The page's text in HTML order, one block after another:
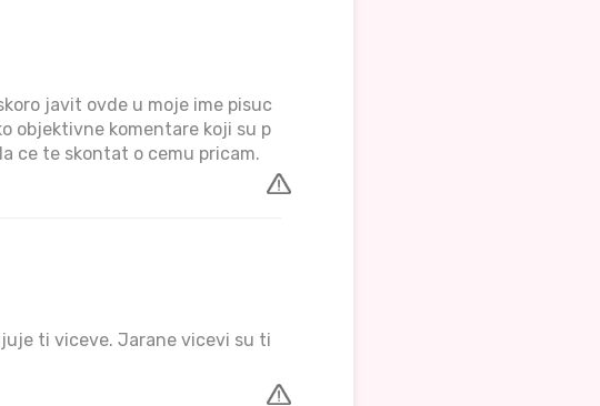
javit ovde u moje ime pisuc
objektivne komentare koji su p
ce te skontat o cemu pricam.
ti viceve. Jarane vicevi su ti